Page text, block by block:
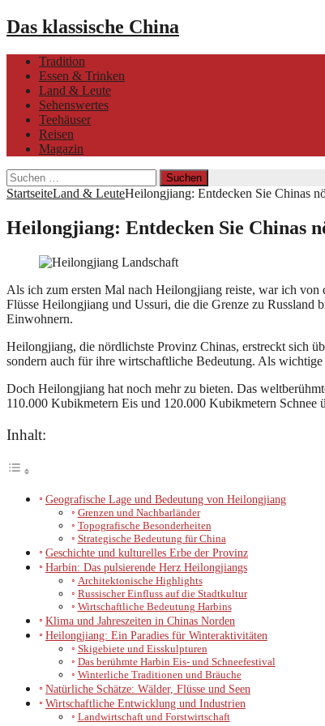
Das klassische China
Tradition
Essen & Trinken
Land & Leute
Sehenswertes
Teehäuser
Reisen
Magazin
Suchen
nach:
StartseiteLand & LeuteHeilongjiang: Entdecken Sie Chinas
Heilongjiang: Entdecken Sie Chinas
Als ich zum ersten Mal nach Heilongjiang reiste, war ich von
Flüsse Heilongjiang und Ussuri, die die Grenze zu Russland
Einwohnern.
Heilongjiang, die nördlichste Provinz Chinas, erstreckt sich
sondern auch für ihre wirtschaftliche Bedeutung. Als
Doch Heilongjiang hat noch mehr zu bieten. Das
110.000 Kubikmetern Eis und 120.000 Kubikmetern Schnee
Inhalt:
Geografische Lage und Bedeutung von Heilongjiang
Grenzen und Nachbarländer
Topografische Besonderheiten
Strategische Bedeutung für China
Geschichte und kulturelles Erbe der Provinz
Harbin: Das pulsierende Herz Heilongjiangs
Architektonische Highlights
Russischer Einfluss auf die Stadtkultur
Wirtschaftliche Bedeutung Harbins
Klima und Jahreszeiten in Chinas Norden
Heilongjiang: Ein Paradies für Winteraktivitäten
Skigebiete und Eisskulpturen
Das berühmte Harbin Eis- und Schneefestival
Winterliche Traditionen und Bräuche
Natürliche Schätze: Wälder, Flüsse und Seen
Wirtschaftliche Entwicklung und Industrien
Landwirtschaft und Forstwirtschaft